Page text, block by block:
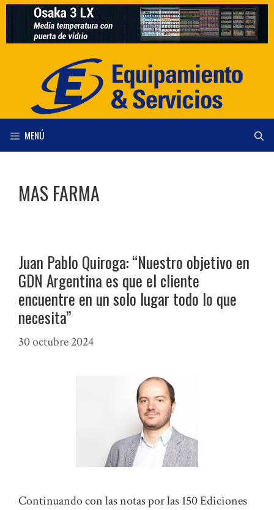
Saltar
contenido
MENÚ
MAS FARMA
Juan Pablo Quiroga: “Nuestro objetivo en
GDN Argentina es que el cliente
encuentre en un solo lugar todo lo que
necesita”
30 octubre 2024
Continuando con las notas por las 150 Ediciones